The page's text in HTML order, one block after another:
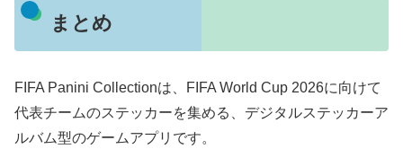
まとめ
FIFA Panini Collectionは、FIFA World Cup 2026に向けて
代表チームのステッカーを集める、デジタルステッカーア
ルバム型のゲームアプリです。